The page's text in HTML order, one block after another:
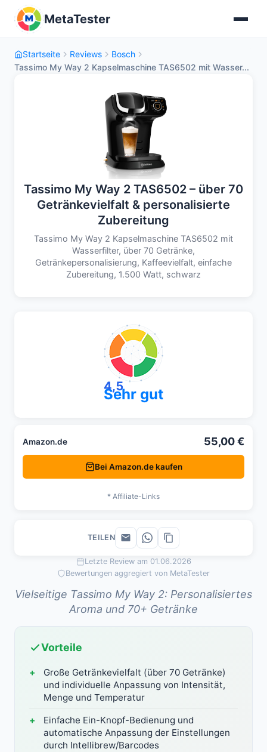
MetaTester
Startseite Reviews
Bosch
Tassimo My Way 2 Kapselmaschine TAS6502 mit Wasser...
Tassimo My Way 2 TAS6502 – über 70
Getränkevielfalt & personalisierte
Zubereitung
Tassimo My Way 2 Kapselmaschine TAS6502 mit
Wasserfilter, über 70 Getränke,
Getränkepersonalisierung, Kaffeevielfalt, einfache
Zubereitung, 1.500 Watt, schwarz
Letzte Review am 01.06.2026
Bewertungen aggregiert von MetaTester
Vielseitige Tassimo My Way 2: Personalisiertes
Aroma und 70+ Getränke
Vorteile
Große Getränkevielfalt (über 70 Getränke)
und individuelle Anpassung von Intensität,
Menge und Temperatur
Einfache Ein-Knopf-Bedienung und
automatische Anpassung der Einstellungen
durch Intellibrew/Barcodes
4,5
Sehr gut
Amazon.de 55,00 €
Bei Amazon.de kaufen
* Affiliate-Links
TEILEN